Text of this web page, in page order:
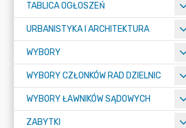
TABLICA OGŁOSZEŃ
URBANISTYKA I ARCHITEKTURA
WYBORY
WYBORY CZŁONKÓW RAD DZIELNIC
WYBORY ŁAWNIKÓW SĄDOWYCH
ZABYTKI